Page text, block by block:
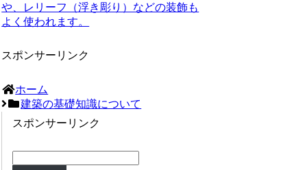
や、レリーフ（浮き彫り）などの装飾も
よく使われます。
スポンサーリンク
ホーム
建築の基礎知識について
スポンサーリンク